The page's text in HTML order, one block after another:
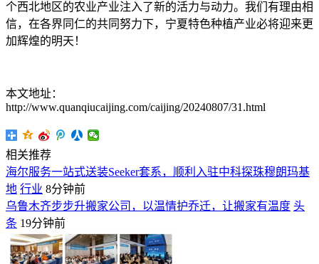
个西北地区的农业产业注入了新的活力与动力。我们有理由相
信，在各界同仁的共同努力下，宁夏特色种植产业必将迎来更
加辉煌的明天！
本文地址：
http://www.quanqiucaijing.com/caijing/20240807/31.html
相关推荐
海尔服务一站式送装Seeker套系，顺利入驻中科探珠穆朗玛基
地 行业 8分钟前
乌鲁木齐步步升搬家公司，以温情护乔迁，让搬家有温度 头
条 19分钟前